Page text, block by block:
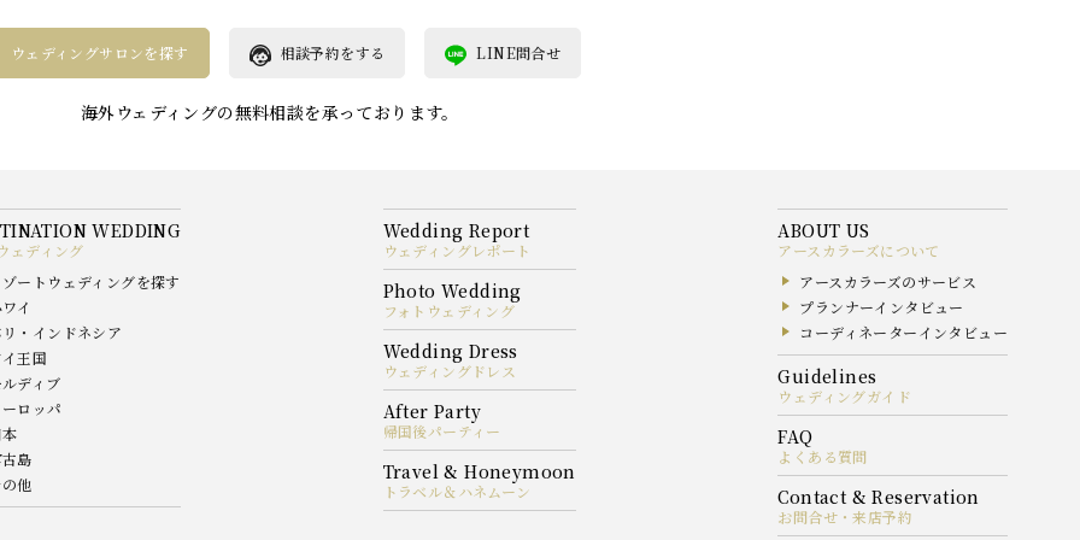
ウェディングサロンを探す 相談予約をする LINE問合せ
海外ウェディングの無料相談を承っております。
ェディング
ートウェディングを探す
イ
・インドネシア
王国
ディブ
ロッパ
島
他
ウェディングレポート
フォトウェディング
ウェディングドレス
帰国後パーティー
トラベル＆ハネムーン
アースカラーズについて
アースカラーズのサービス
プランナーインタビュー
コーディネーターインタビュー
ウェディングガイド
よくある質問
お問合せ・来店予約